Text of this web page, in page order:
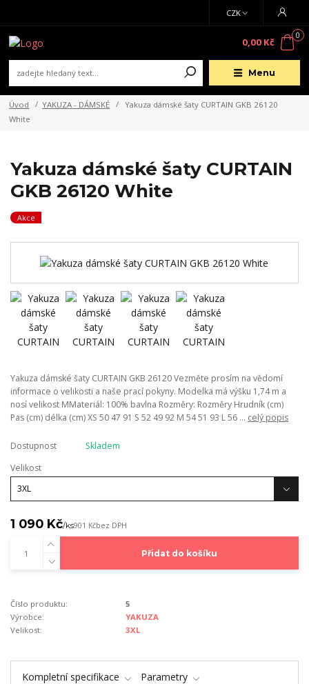
Menu
CZK
0
0,00 Kč
Úvod YAKUZA - DÁMSKÉ
Yakuza dámské šaty CURTAIN GKB 26120
White
Yakuza dámské šaty CURTAIN
GKB 26120 White
Akce
Yakuza dámské šaty CURTAIN GKB 26120 Vezměte prosím na vědomí
informace o velikosti a naše prací pokyny. Modelka má výšku 1,74 m a
nosí velikost MMateriál: 100% bavlna Rozměry: Rozměry Hrudník (cm)
Pas (cm) délka (cm) XS 50 47 91 S 52 49 92 M 54 51 93 L 56 ... celý popis
Dostupnost
Skladem
Velikost
1 090 Kč/ks901 Kčbez DPH
Přidat do košíku
Číslo produktu:
5
Výrobce:
YAKUZA
Velikost:
3XL
Kompletní specifikace Parametry